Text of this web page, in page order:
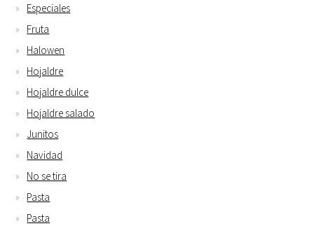
Especiales
Fruta
Halowen
Hojaldre
Hojaldre dulce
Hojaldre salado
Junitos
Navidad
No se tira
Pasta
Pasta